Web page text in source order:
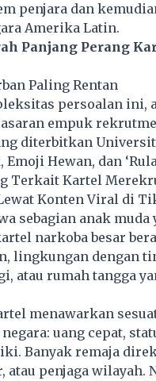
penjara dan
Amerika Latin.
Panjang Perang
Paling Rentan
persoalan ini,
empuk
diterbitkan
Hewan, dan
Terkait Kartel
Konten Viral di
sebagian anak muda
narkoba besar
lingkungan dengan
atau rumah tangga
menawarkan
uang cepat,
Banyak remaja
penjaga wilayah.